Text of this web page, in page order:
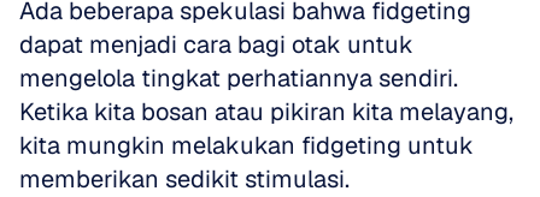
Ada beberapa spekulasi bahwa fidgeting
dapat menjadi cara bagi otak untuk
mengelola tingkat perhatiannya sendiri.
Ketika kita bosan atau pikiran kita melayang,
kita mungkin melakukan fidgeting untuk
memberikan sedikit stimulasi.